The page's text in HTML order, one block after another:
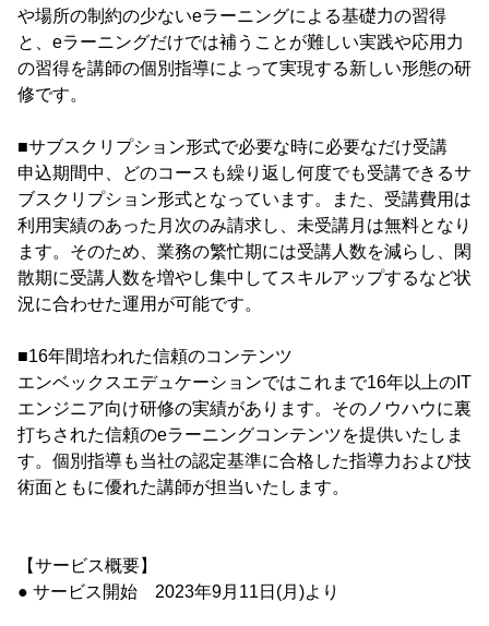
や場所の制約の少ないeラーニングによる基礎力の習得
と、eラーニングだけでは補うことが難しい実践や応用力
の習得を講師の個別指導によって実現する新しい形態の研
修です。
■サブスクリプション形式で必要な時に必要なだけ受講
申込期間中、どのコースも繰り返し何度でも受講できるサ
ブスクリプション形式となっています。また、受講費用は
利用実績のあった月次のみ請求し、未受講月は無料となり
ます。そのため、業務の繁忙期には受講人数を減らし、閑
散期に受講人数を増やし集中してスキルアップするなど状
況に合わせた運用が可能です。
■16年間培われた信頼のコンテンツ
エンベックスエデュケーションではこれまで16年以上のIT
エンジニア向け研修の実績があります。そのノウハウに裏
打ちされた信頼のeラーニングコンテンツを提供いたしま
す。個別指導も当社の認定基準に合格した指導力および技
術面ともに優れた講師が担当いたします。
【サービス概要】
● サービス開始 2023年9月11日(月)より